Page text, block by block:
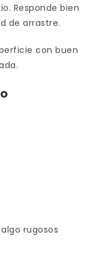
Responde bien
de arrastre.
con buen
rugosos